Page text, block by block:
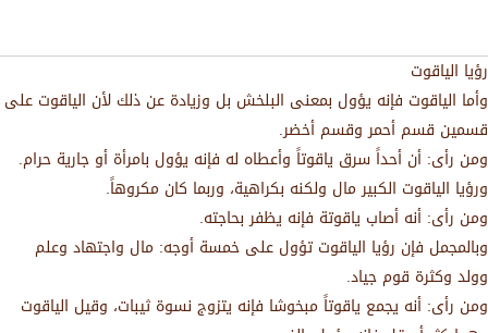
رؤيا الياقوت
وأما الياقوت فإنه يؤول بمعنى البلخش بل وزيادة عن ذلك لأن الياقوت على
قسمين قسم أحمر وقسم أخضر.
ومن رأى: أن أحداً سرق ياقوتاً وأعطاه له فإنه يؤول بامرأة أو جارية حرام.
ورؤيا الياقوت الكبير مال ولكنه بكراهية، وربما كان مكروهاً.
ومن رأى: أنه أصاب ياقوتة فإنه يظفر بحاجته.
وبالمجمل فإن رؤيا الياقوت تؤول على خمسة أوجه: مال واجتهاد وعلم
وولد وكثرة قوم جياد.
ومن رأى: أنه يجمع ياقوتاً مبخوشا فإنه يتزوج نسوة ثيبات، وقيل الياقوت